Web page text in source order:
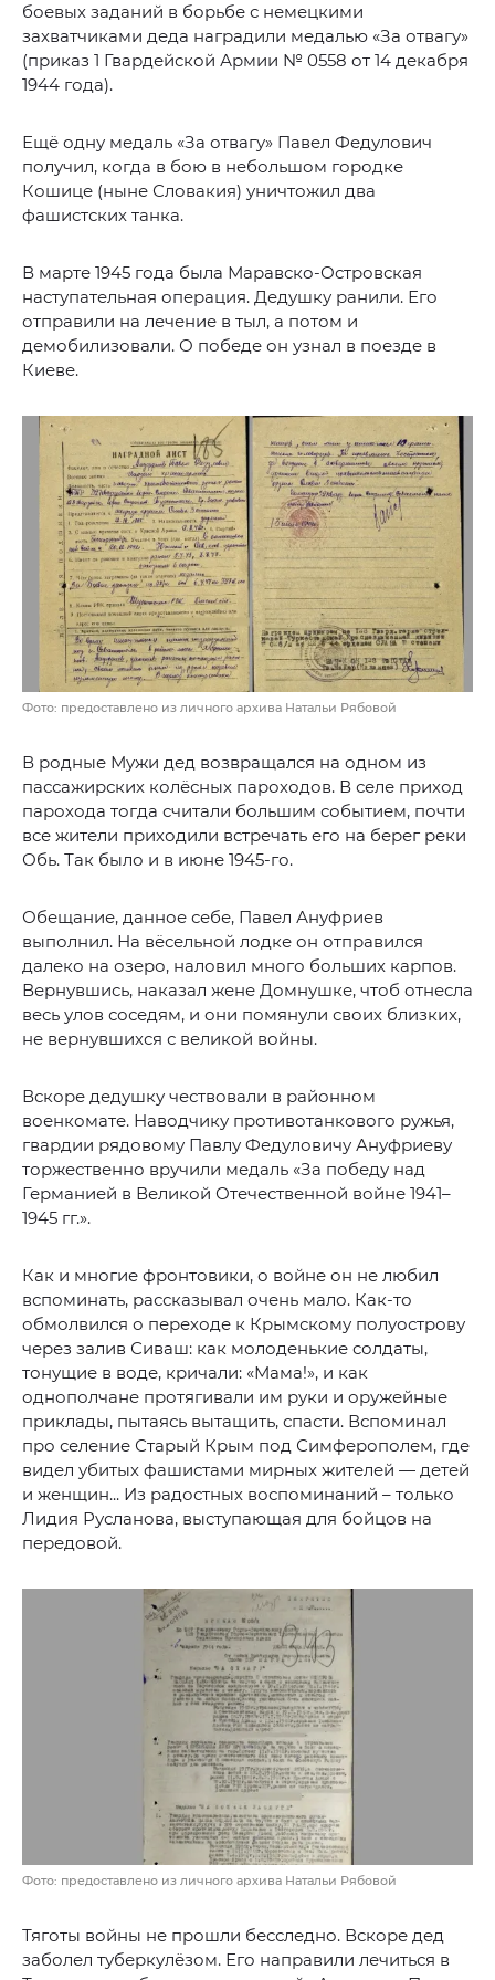
боевых заданий в борьбе с немецкими
захватчиками деда наградили медалью «За отвагу»
(приказ 1 Гвардейской Армии № 0558 от 14 декабря
1944 года).
Ещё одну медаль «За отвагу» Павел Федулович
получил, когда в бою в небольшом городке
Кошице (ныне Словакия) уничтожил два
фашистских танка.
В марте 1945 года была Маравско-Островская
наступательная операция. Дедушку ранили. Его
отправили на лечение в тыл, а потом и
демобилизовали. О победе он узнал в поезде в
Киеве.
Фото: предоставлено из личного архива Натальи Рябовой
В родные Мужи дед возвращался на одном из
пассажирских колёсных пароходов. В селе приход
парохода тогда считали большим событием, почти
все жители приходили встречать его на берег реки
Обь. Так было и в июне 1945-го.
Обещание, данное себе, Павел Ануфриев
выполнил. На вёсельной лодке он отправился
далеко на озеро, наловил много больших карпов.
Вернувшись, наказал жене Домнушке, чтоб отнесла
весь улов соседям, и они помянули своих близких,
не вернувшихся с великой войны.
Вскоре дедушку чествовали в районном
военкомате. Наводчику противотанкового ружья,
гвардии рядовому Павлу Федуловичу Ануфриеву
торжественно вручили медаль «За победу над
Германией в Великой Отечественной войне 1941–
1945 гг.».
Как и многие фронтовики, о войне он не любил
вспоминать, рассказывал очень мало. Как-то
обмолвился о переходе к Крымскому полуострову
через залив Сиваш: как молоденькие солдаты,
тонущие в воде, кричали: «Мама!», и как
однополчане протягивали им руки и оружейные
приклады, пытаясь вытащить, спасти. Вспоминал
про селение Старый Крым под Симферополем, где
видел убитых фашистами мирных жителей — детей
и женщин... Из радостных воспоминаний – только
Лидия Русланова, выступающая для бойцов на
передовой.
Фото: предоставлено из личного архива Натальи Рябовой
Тяготы войны не прошли бесследно. Вскоре дед
заболел туберкулёзом. Его направили лечиться в